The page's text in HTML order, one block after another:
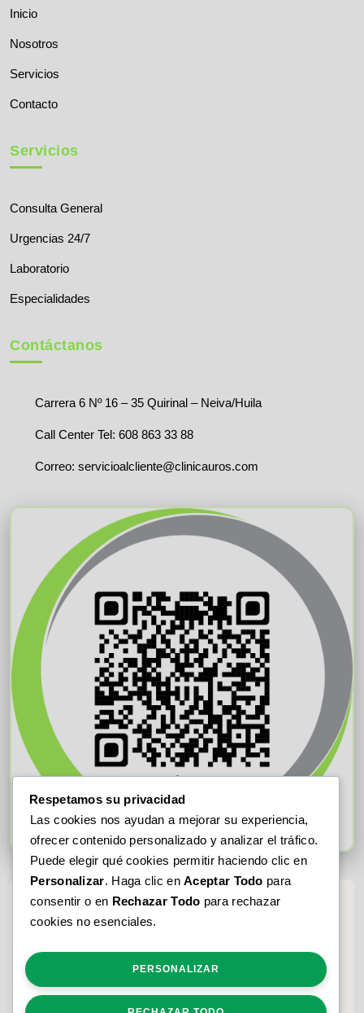
Inicio
Nosotros
Servicios
Contacto
Servicios
Consulta General
Urgencias 24/7
Laboratorio
Especialidades
Contáctanos
Carrera 6 Nº 16 – 35 Quirinal – Neiva/Huila
Call Center Tel: 608 863 33 88
Correo: servicioalcliente@clinicauros.com
Respetamos su privacidad
Las cookies nos ayudan a mejorar su experiencia,
ofrecer contenido personalizado y analizar el tráfico.
Puede elegir qué cookies permitir haciendo clic en
Personalizar. Haga clic enAceptar Todo para
consentir o en Rechazar Todo para rechazar
cookies no esenciales.
PERSONALIZAR